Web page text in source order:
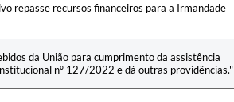
repasse recursos financeiros para a Irmandade
da União para cumprimento da assistência
nº 127/2022 e dá outras providências."